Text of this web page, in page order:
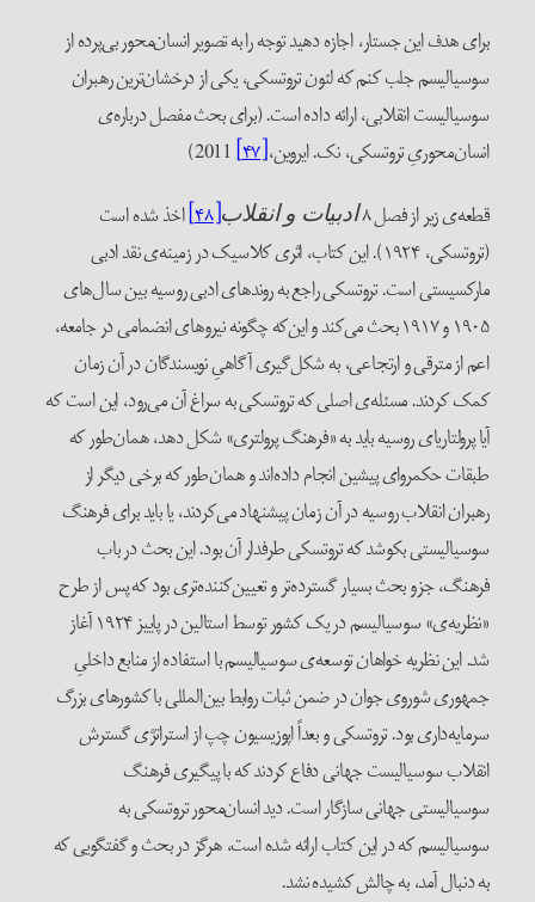
هدف این جستار، اجازه دهید توجه را به تصویر انسان‌محور بی‌پرده‌ از
جلب کنم که لئون تروتسکی، یکی از درخشان‌ترین رهبران
انقلابی، ارائه داده است. (برای بحث مفصل درباره‌ی
تروتسکی، نک. ایروین،[۴۷]
2011)
زیر از فصل ۸ ادبیات و انقلاب[۴۸]
اخذ شده است
(تروتسکی، ۱۹۲۴). این کتاب، اثری کلاسیک در زمینه‌ی نقد ادبی
است. تروتسکی راجع به روندهای ادبی روسیه بین سال‌های
۱۹۰۵ و ۱۹۱۷ بحث می‌کند و این‌که چگونه نیروهای انضمامی در جامعه،
از مترقی و ارتجاعی، به شکل‌گیری آگاهیِ نویسندگان در آن زمان
کردند. مسئله‌ی اصلی که تروتسکی به سراغ آن می‌رود، این است که
پرولتاریای روسیه باید به «فرهنگ پرولتری» شکل دهد، همان‌طور که
حکمروای پیشین انجام داده‌اند و همان‌طور که برخی دیگر از
انقلاب روسیه در آن زمان پیشنهاد می‌کردند، یا باید برای فرهنگ
بکوشد که تروتسکی طرفدار آن بود. این بحث در باب
جزو بحث بسیار گسترده‌تر و تعیین‌کننده‌تری بود که پس از طرح
«نظریه‌ی» سوسیالیسم در یک کشور توسط استالین در پاییز ۱۹۲۴ آغاز
این نظریه خواهان توسعه‌ی سوسیالیسم با استفاده از منابع داخلیِ
شوروی جوان در ضمن ثبات روابط بین‌المللی با کشورهای بزرگ
بود. تروتسکی و بعداً اپوزیسیون چپ از استراتژی گسترش
سوسیالیست جهانی دفاع کردند که با پیگیری فرهنگ
جهانی سازگار است. دید انسان‌محور تروتسکی به
که در این کتاب ارائه شده است، هرگز در بحث و گفتگویی که
دنبال آمد، به چالش کشیده نشد.